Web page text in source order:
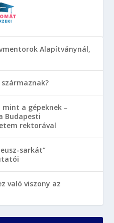
Alapítványnál,
a gépeknek –
Budapesti
rektorával
sarkát”
való viszony az